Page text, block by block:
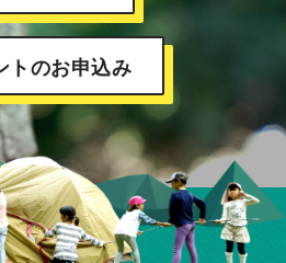
トのお申込み